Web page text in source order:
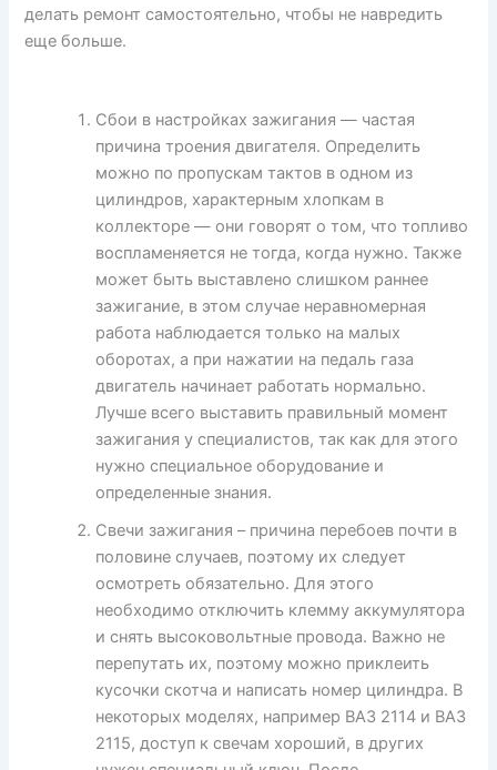
делать ремонт самостоятельно, чтобы не навредить
еще больше.
Сбои в настройках зажигания — частая
причина троения двигателя. Определить
можно по пропускам тактов в одном из
цилиндров, характерным хлопкам в
коллекторе — они говорят о том, что топливо
воспламеняется не тогда, когда нужно. Также
может быть выставлено слишком раннее
зажигание, в этом случае неравномерная
работа наблюдается только на малых
оборотах, а при нажатии на педаль газа
двигатель начинает работать нормально.
Лучше всего выставить правильный момент
зажигания у специалистов, так как для этого
нужно специальное оборудование и
определенные знания.
Свечи зажигания – причина перебоев почти в
половине случаев, поэтому их следует
осмотреть обязательно. Для этого
необходимо отключить клемму аккумулятора
и снять высоковольтные провода. Важно не
перепутать их, поэтому можно приклеить
кусочки скотча и написать номер цилиндра. В
некоторых моделях, например ВАЗ 2114 и ВАЗ
2115, доступ к свечам хороший, в других